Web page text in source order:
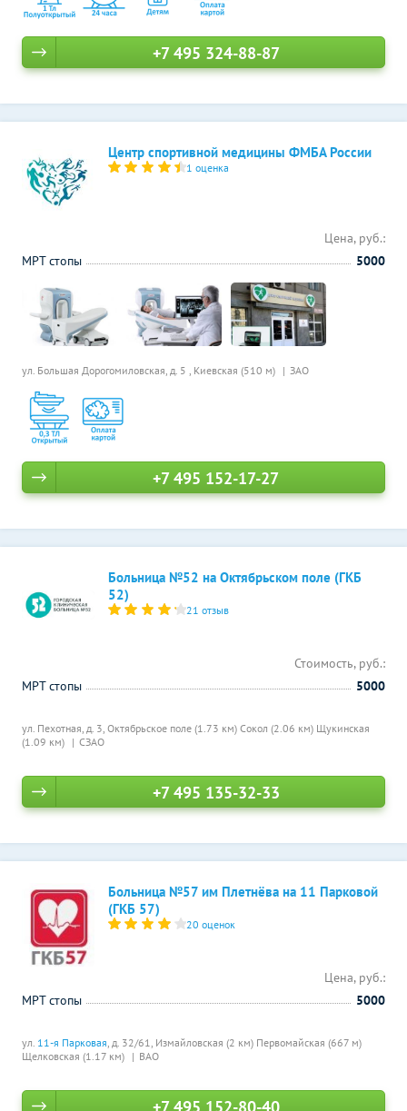
+7 495 324-88-87
Центр спортивной медицины ФМБА России
1 оценка
ул. Большая Дорогомиловская, д. 5 , Киевская (510 м) ЗАО
Цена, руб.:
МРТ стопы
5000
+7 495 152-17-27
Больница №52 на Октябрьском поле (ГКБ
52)
21 отзыв
ул. Пехотная, д. 3, Октябрьское поле (1.73 км) Сокол (2.06 км) Щукинская
(1.09 км)
СЗАО
Стоимость, руб.:
МРТ стопы
5000
+7 495 135-32-33
Больница №57 им Плетнёва на 11 Парковой
(ГКБ 57)
20 оценок
ул. 11-я Парковая, д. 32/61, Измайловская (2 км) Первомайская (667 м)
Щелковская (1.17 км)
ВАО
Цена, руб.:
МРТ стопы
5000